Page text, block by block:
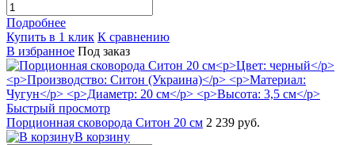
Подробнее
Купить в 1 клик К сравнению
В избранное Под заказ
Быстрый просмотр
Порционная сковорода Ситон 20 см 2 239 руб.
В корзину